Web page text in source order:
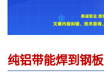
纯铝带能焊到钢板